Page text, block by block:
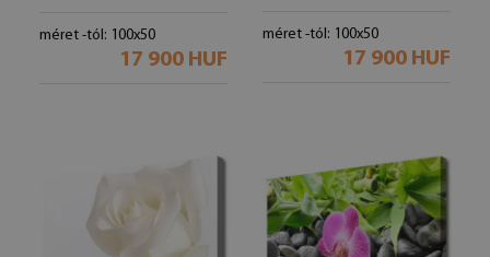
méret -tól: 100x50
17 900 HUF
méret -tól: 100x50
17 900 HUF